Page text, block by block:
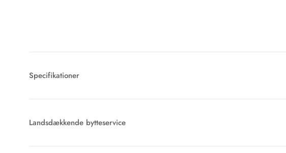
Specifikationer
Landsdækkende bytteservice